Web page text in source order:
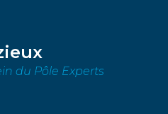
du Pôle Experts